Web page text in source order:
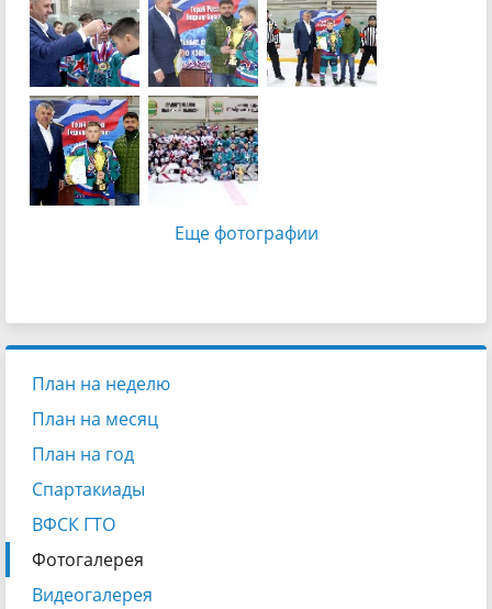
Еще фотографии
План на неделю
План на месяц
План на год
Спартакиады
ВФСК ГТО
Фотогалерея
Видеогалерея